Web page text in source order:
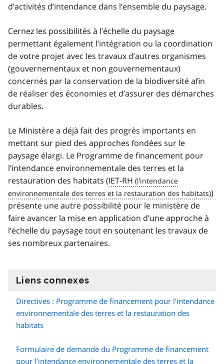
d’activités d’intendance dans l’ensemble du paysage.
Cernez les possibilités à l’échelle du paysage
permettant également l’intégration ou la coordination
de votre projet avec les travaux d’autres organismes
(gouvernementaux et non gouvernementaux)
concernés par la conservation de la biodiversité afin
de réaliser des économies et d’assurer des démarches
durables.
Le Ministère a déjà fait des progrès importants en
mettant sur pied des approches fondées sur le
paysage élargi. Le Programme de financement pour
l’intendance environnementale des terres et la
restauration des habitats (IET-RH
)
présente une autre possibilité pour le ministère de
faire avancer la mise en application d’une approche à
l’échelle du paysage tout en soutenant les travaux de
ses nombreux partenaires.
Liens connexes
Directives : Programme de financement pour l’intendance
environnementale des terres et la restauration des
habitats
Formulaire de demande du Programme de financement
pour l’intendance environnementale des terres et la